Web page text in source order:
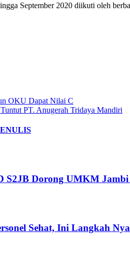
September 2020 diikuti oleh
OKU Dapat Nilai C
PT. Anugerah Tridaya Mandiri
Dorong UMKM Jambi
Sehat, Ini Langkah